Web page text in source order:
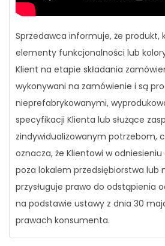
Sprzedawca informuje, że
elementy funkcjonalności lub
Klient na etapie składania
wykonywani na zamówienie i są
nieprefabrykowanymi,
specyfikacji Klienta lub służące
zindywidualizowanym potrzebom,
oznacza, że Klientowi w
poza lokalem przedsiębiorstwa lub
przysługuje prawo do odstąpienia
na podstawie ustawy z dnia 30
prawach konsumenta.